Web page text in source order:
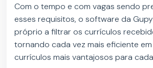
Com o tempo e com vagas sendo
esses requisitos, o software da
próprio a filtrar os currículos
tornando cada vez mais eficiente
currículos mais vantajosos para